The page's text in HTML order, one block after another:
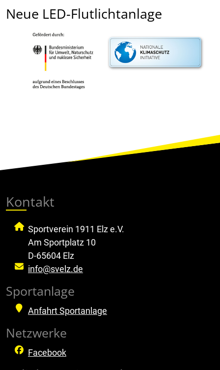
Neue LED-Flutlichtanlage
Kontakt
Sportverein 1911 Elz e.V.
Am Sportplatz 10
D-65604 Elz
info@svelz.de
Sportanlage
Anfahrt Sportanlage
Netzwerke
Facebook